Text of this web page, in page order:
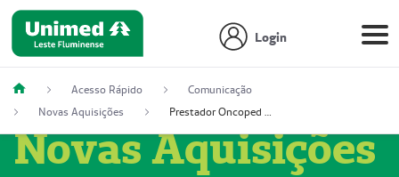
Login
Acesso Rápido
Comunicação
Novas Aquisições
Prestador Oncoped Serviços Médicos (51004335-0)
Novas Aquisições